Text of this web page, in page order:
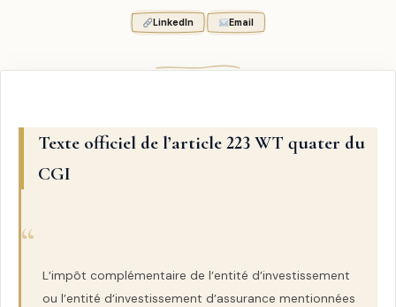
LinkedIn Email
Texte officiel de l’article 223 WT quater du
CGI
L’impôt complémentaire de l’entité d’investissement
ou l’entité d’investissement d’assurance mentionnées